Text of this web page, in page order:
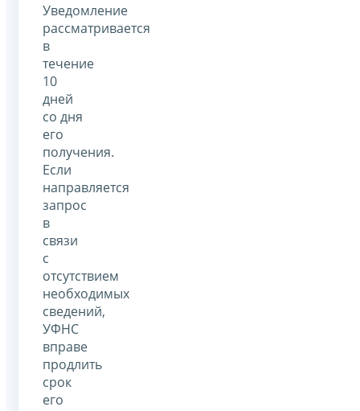
Уведомление
рассматривается
в
течение
10
дней
со дня
его
получения.
Если
направляется
запрос
в
связи
с
отсутствием
необходимых
сведений,
УФНС
вправе
продлить
срок
его